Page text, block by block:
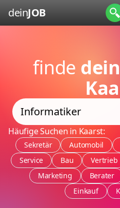
deinJOB
finde
Häufige Suchen in Kaarst:
Sekretär Automobil
Service
Bau Vertrieb
Marketing
Berater
Einkauf